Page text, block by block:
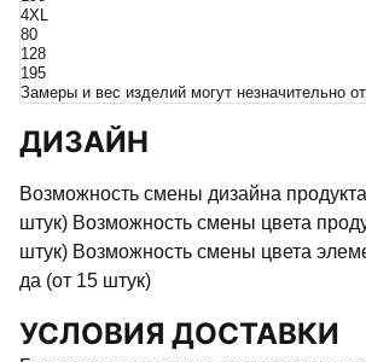
4XL
80
128
195
Замеры и вес изделий могут незначительно
ДИЗАЙН
Возможность смены дизайна
штук) Возможность смены цвета
штук) Возможность смены цвета
да (от 15 штук)
УСЛОВИЯ ДОСТАВКИ